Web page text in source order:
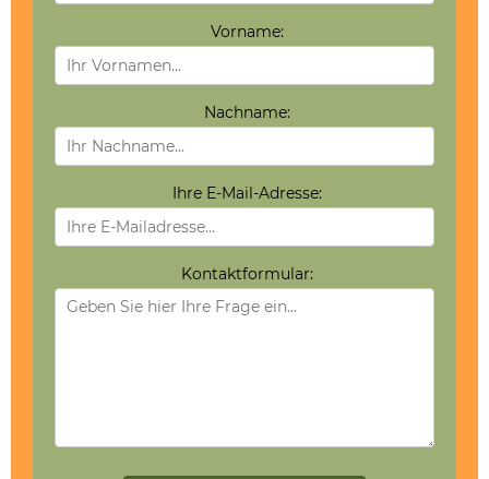
Vorname:
Nachname:
Ihre E-Mail-Adresse:
Kontaktformular: